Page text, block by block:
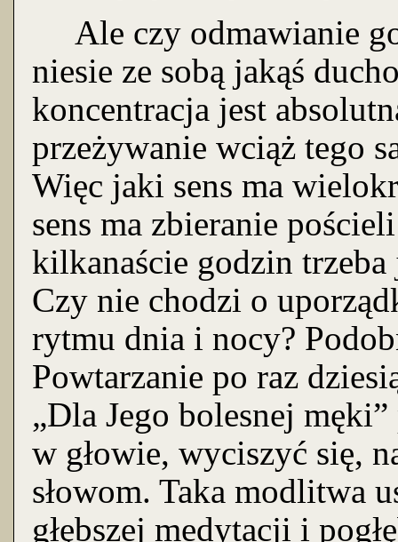
Ale czy odmawianie
niesie ze sobą jakąś
koncentracja jest
przeżywanie wciąż tego
Więc jaki sens ma
sens ma zbieranie
kilkanaście godzin trzeba
Czy nie chodzi o
rytmu dnia i nocy?
Powtarzanie po raz
„Dla Jego bolesnej
w głowie, wyciszyć się,
słowom. Taka modlitwa
głębszej medytacji i